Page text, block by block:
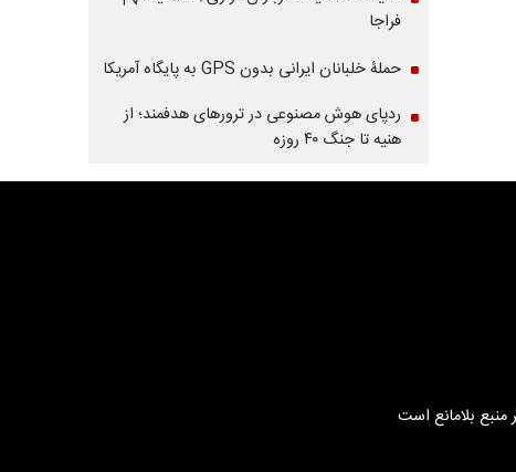
فراجا
حملۀ خلبانان ایرانی بدون GPS به پایگاه آمریکا
ردپای هوش مصنوعی در ترورهای هدفمند؛ از
هنیه تا جنگ ۴۰ روزه
بلامانع است